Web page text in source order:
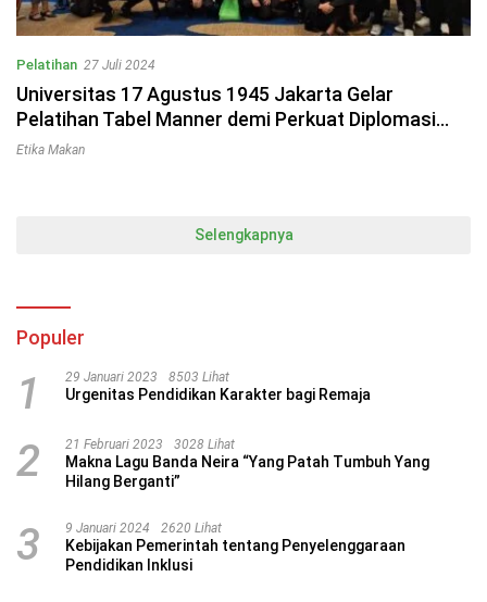
Pelatihan 27 Juli 2024
Universitas 17 Agustus 1945 Jakarta Gelar
Pelatihan Tabel Manner demi Perkuat Diplomasi
dan Hubungan Internasional melalui Etika Makan
Etika Makan
Selengkapnya
Populer
1 29 Januari 2023 8503 Lihat
Urgenitas Pendidikan Karakter bagi Remaja
2 21 Februari 2023 3028 Lihat
Makna Lagu Banda Neira “Yang Patah Tumbuh Yang
Hilang Berganti”
3 9 Januari 2024 2620 Lihat
Kebijakan Pemerintah tentang Penyelenggaraan
Pendidikan Inklusi